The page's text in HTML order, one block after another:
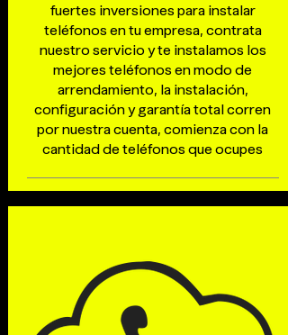
fuertes inversiones para instalar
teléfonos en tu empresa, contrata
nuestro servicio y te instalamos los
mejores teléfonos en modo de
arrendamiento, la instalación,
configuración y garantía total corren
por nuestra cuenta, comienza con la
cantidad de teléfonos que ocupes